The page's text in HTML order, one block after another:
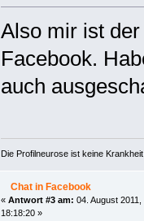
Also mir ist
Facebook.
auch
Die Profilneurose ist keine
Chat in Facebook
« Antwort #3 am: 04. August 2011,
18:18:20 »